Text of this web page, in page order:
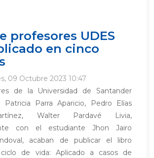
profesores UDES
en cinco
09 Octubre 2023 10:47
de la Universidad de Santander
Patricia Parra Aparicio, Pedro Elías
Walter Pardavé Livia,
con el estudiante Jhon Jairo
acaban de publicar el libro
ciclo de vida: Aplicado a casos de